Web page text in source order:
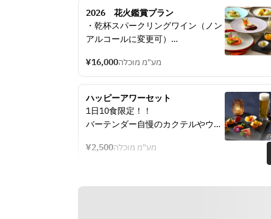
2026　花火鑑賞プラン
・乾杯スパークリングワイン（ノン
アルコールに変更可）
・海老とアボカドのタルタル ブーケ
野菜と一緒に
・枝豆と生ハムコンソメのパリソワ
ール トウモロコシのかき揚げと枝豆
湯葉
モンケッパーのソース
しと大葉のメートルドテルバター添
¥16,000מע"מ מוכלה
ハッピーアワーセット
1日10食限定！！
バーテンダー自慢のカクテルやウイ
の夜景とともにお楽しみください。
¥2,500מע"מ מוכלה